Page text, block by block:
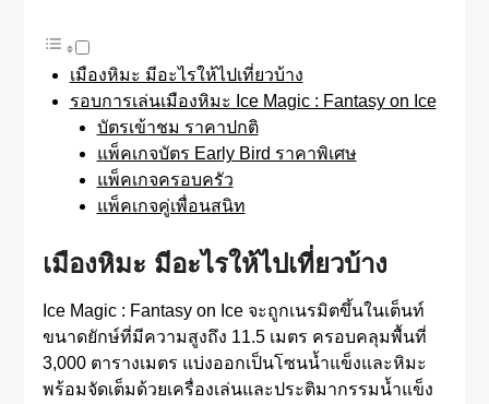
เมืองหิมะ มีอะไรให้ไปเที่ยวบ้าง
รอบการเล่นเมืองหิมะ Ice Magic : Fantasy on Ice
บัตรเข้าชม ราคาปกติ
แพ็คเกจบัตร Early Bird ราคาพิเศษ
แพ็คเกจครอบครัว
แพ็คเกจคู่เพื่อนสนิท
เมืองหิมะ มีอะไรให้ไปเที่ยวบ้าง
Ice Magic : Fantasy on Ice จะถูกเนรมิตขึ้นในเต็นท์
ขนาดยักษ์ที่มีความสูงถึง 11.5 เมตร ครอบคลุมพื้นที่
3,000 ตารางเมตร แบ่งออกเป็นโซนน้ำแข็งและหิมะ
พร้อมจัดเต็มด้วยเครื่องเล่นและประติมากรรมน้ำแข็ง